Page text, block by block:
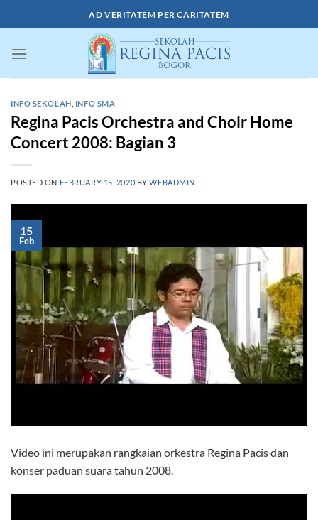
to
AD VERITATEM PER CARITATEM
INFO SEKOLAH INFO SMA
Regina Pacis Orchestra and Choir Home
Concert 2008: Bagian 3
POSTED ON FEBRUARY 15, 2020 BYWEBADMIN
15
Feb
Video ini merupakan rangkaian orkestra Regina Pacis dan
konser paduan suara tahun 2008.